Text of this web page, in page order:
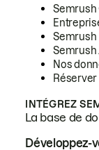
Semrush
Semrush
Semrush
Nos
INTÉGREZ
La base de
Développez-